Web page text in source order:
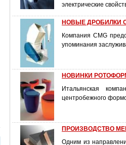
электрические
НОВЫЕ ДРОБИЛКИ
Компания CMG
упоминания
НОВИНКИ
Итальянская
центробежного
ПРОИЗВОДСТВО
Одним из